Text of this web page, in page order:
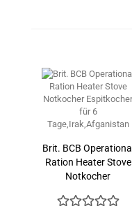
Brit. BCB Operational
Ration Heater Stove
Notkocher
Tage,Irak,Afganistan